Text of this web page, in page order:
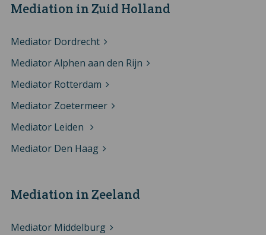
Mediation in Zuid Holland
Mediator Dordrecht
Mediator Alphen aan den Rijn
Mediator Rotterdam
Mediator Zoetermeer
Mediator Leiden
Mediator Den Haag
Mediation in Zeeland
Mediator Middelburg